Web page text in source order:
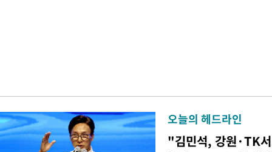
오늘의 헤드라인
"김민석, 강원·TK